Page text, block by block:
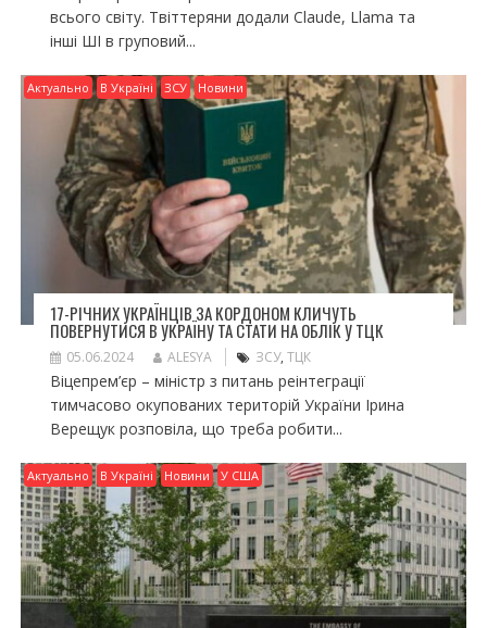
всього світу. Твіттеряни додали Claude, Llama та
інші ШІ в груповий...
Актуально В Україні ЗСУ Новини
17-РІЧНИХ УКРАЇНЦІВ ЗА КОРДОНОМ КЛИЧУТЬ
ПОВЕРНУТИСЯ В УКРАЇНУ ТА СТАТИ НА ОБЛІК У ТЦК
05.06.2024 ALESYA ЗСУ, ТЦК
Віцепрем’єр – міністр з питань реінтеграції
тимчасово окупованих територій України Ірина
Верещук розповіла, що треба робити...
Актуально В Україні Новини У США